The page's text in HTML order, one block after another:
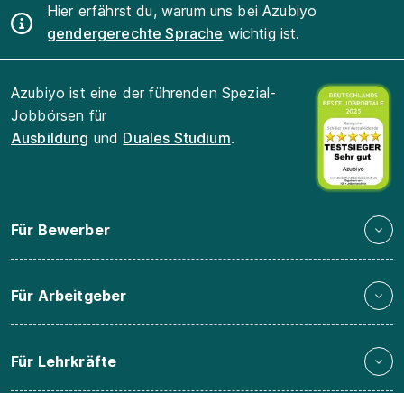
Hier erfährst du, warum uns bei Azubiyo
gendergerechte Sprache wichtig ist.
Azubiyo ist eine der führenden Spezial-
Jobbörsen für
Ausbildung und Duales Studium.
Für Bewerber
Für Arbeitgeber
Für Lehrkräfte